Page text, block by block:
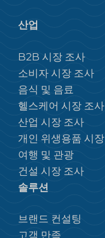
산업
B2B 시장 조사
소비자 시장 조사
음식 및 음료
헬스케어 시장 조사
산업 시장 조사
개인 위생용품 시
여행 및 관광
건설 시장 조사
솔루션
브랜드 컨설팅
고객 만족